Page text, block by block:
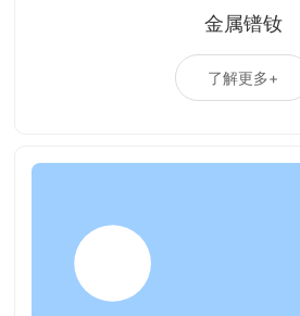
金属镨钕
了解更多+